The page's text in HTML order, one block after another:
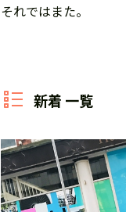
それではまた。
新着 一覧